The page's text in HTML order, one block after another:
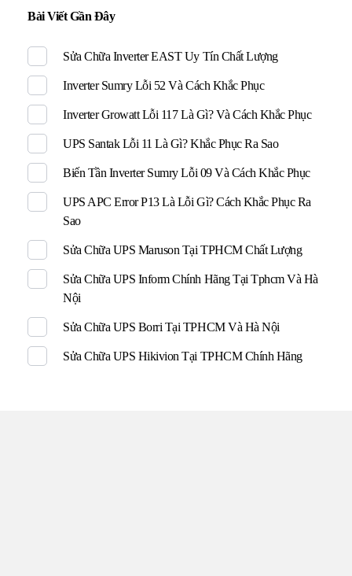
Bài Viết Gần Đây
Sửa Chữa Inverter EAST Uy Tín Chất Lượng
Inverter Sumry Lỗi 52 Và Cách Khắc Phục
Inverter Growatt Lỗi 117 Là Gì? Và Cách Khắc Phục
UPS Santak Lỗi 11 Là Gì? Khắc Phục Ra Sao
Biến Tần Inverter Sumry Lỗi 09 Và Cách Khắc Phục
UPS APC Error P13 Là Lỗi Gì? Cách Khắc Phục Ra
Sao
Sửa Chữa UPS Maruson Tại TPHCM Chất Lượng
Sửa Chữa UPS Inform Chính Hãng Tại Tphcm Và Hà
Nội
Sửa Chữa UPS Borri Tại TPHCM Và Hà Nội
Sửa Chữa UPS Hikivion Tại TPHCM Chính Hãng